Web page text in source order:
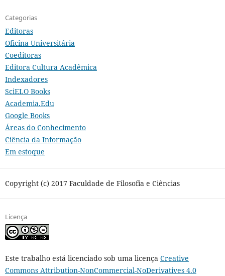
Categorias
Editoras
Oficina Universitária
Coeditoras
Editora Cultura Acadêmica
Indexadores
SciELO Books
Academia.Edu
Google Books
Áreas do Conhecimento
Ciência da Informação
Em estoque
Copyright (c) 2017 Faculdade de Filosofia e Ciências
Licença
Este trabalho está licenciado sob uma licença Creative
Commons Attribution-NonCommercial-NoDerivatives 4.0